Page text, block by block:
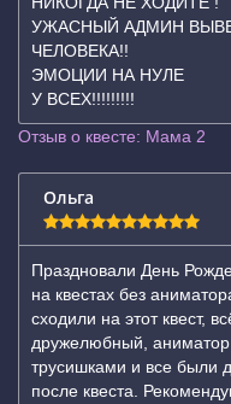
УЖАСНЫЙ АДМИН
ЧЕЛОВЕКА!!
ЭМОЦИИ НА НУЛЕ
У ВСЕХ!!!!!!!!!
Отзыв о квесте: Мама 2
Ольга
Праздновали День
на квестах без
сходили на этот квест,
дружелюбный,
трусишками и все были
после квеста.